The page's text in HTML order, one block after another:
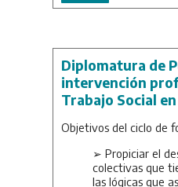
Diplomatura de
intervención
Trabajo Social
Objetivos del ciclo de
➢ Propiciar el
colectivas que
las lógicas que